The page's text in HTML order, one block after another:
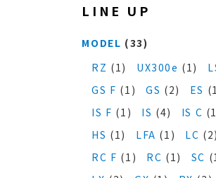
LINE UP
MODEL (33)
RZ (1) UX300e (1)
GS F (1) GS (2) ES
IS F (1) IS (4) IS C
HS (1) LFA (1) LC (2)
RC F (1) RC (1) SC